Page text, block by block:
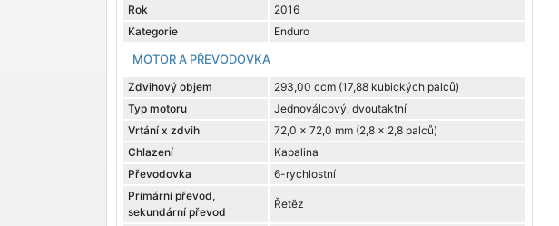
Rok
2016
Kategorie
Enduro
MOTOR A PŘEVODOVKA
Zdvihový objem
293,00 ccm (17,88 kubických palců)
Typ motoru
Jednoválcový, dvoutaktní
Vrtání x zdvih
72,0 x 72,0 mm (2,8 x 2,8 palců)
Chlazení
Kapalina
Převodovka
6-rychlostní
Primární převod,
sekundární převod
Řetěz